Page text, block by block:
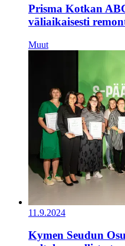
Prisma Kotkan
väliaikaisesti
Muut
11.9.2024
Kymen Seudun